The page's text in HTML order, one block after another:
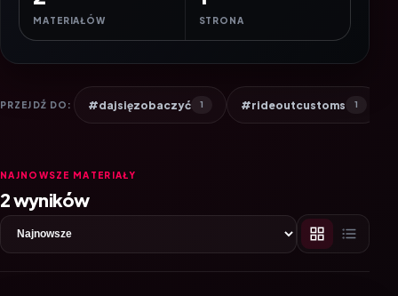
MATERIAŁÓW STRONA
PRZEJDŹ DO: #dajsięzobaczyć 1 #rideoutcustoms 1
NAJNOWSZE MATERIAŁY
2 wyników